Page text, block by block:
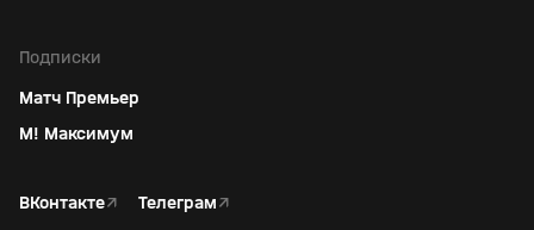
Подписки
Матч Премьер
М! Максимум
ВКонтакте↗ Телеграм↗